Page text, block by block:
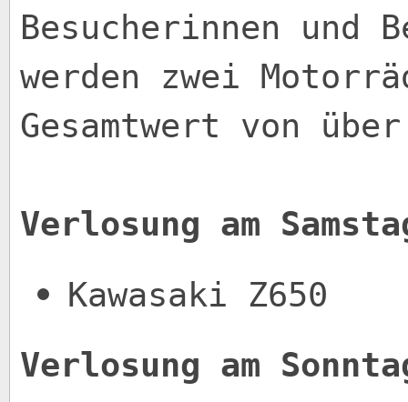
Besucherinnen und
werden zwei
Gesamtwert von
Verlosung am
Kawasaki Z650
Verlosung am